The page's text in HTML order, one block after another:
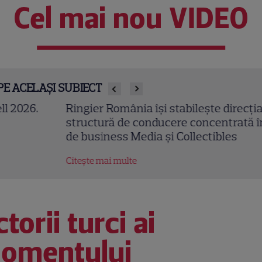
Cel mai nou VIDEO
ACELAȘI SUBIECT
România își stabilește direcția pentru viitor: o
de conducere concentrată în jurul
business Media și Collectibles
turci ai